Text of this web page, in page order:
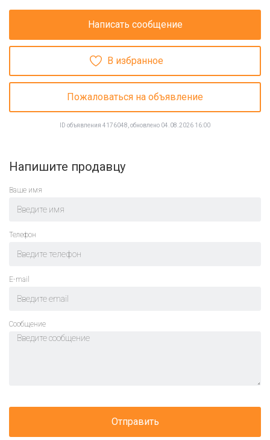
Написать сообщение
В избранное
Пожаловаться на объявление
ID объявления 4176048, обновлено 04.08.2026 16:00
Напишите продавцу
Ваше имя
Телефон
E-mail
Cообщение
Отправить